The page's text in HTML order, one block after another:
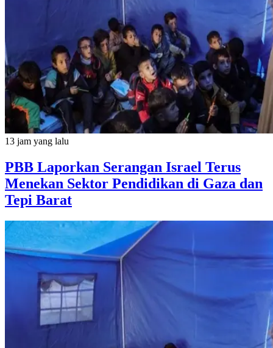
13 jam yang lalu
PBB Laporkan Serangan Israel Terus
Menekan Sektor Pendidikan di Gaza dan
Tepi Barat